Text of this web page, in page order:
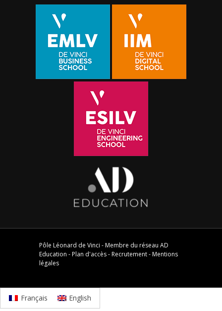
Pôle Léonard de Vinci - Membre du réseau AD
Education -Plan d'accès-Recrutement-Mentions
légales
Français English